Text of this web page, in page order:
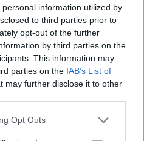
information utilized by
to third parties prior to
opt-out of the further
by third parties on the
This information may
parties on the IAB’s List of
may further disclose it to other
uses one or more Google
Opt Outs